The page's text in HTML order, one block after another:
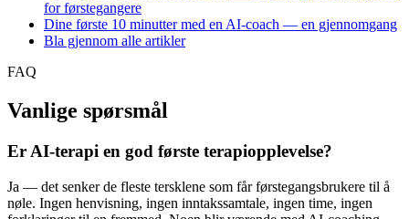
for førstegangere
Dine første 10 minutter med en AI-coach — en gjennomgang
Bla gjennom alle artikler
FAQ
Vanlige spørsmål
Er AI-terapi en god første terapiopplevelse?
Ja — det senker de fleste tersklene som får førstegangsbrukere til å
nøle. Ingen henvisning, ingen inntakssamtale, ingen time, ingen